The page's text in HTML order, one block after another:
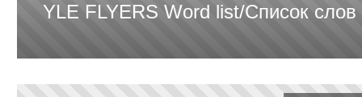
YLE FLYERS Word list/Список слов